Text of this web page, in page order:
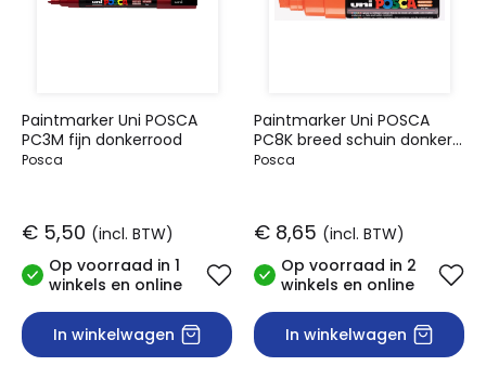
Paintmarker Uni POSCA
PC3M fijn donkerrood
Posca
€ 5,50 (incl. BTW)
Op voorraad in 1
winkels en online
In winkelwagen
Paintmarker Uni POSCA
PC8K breed schuin donker
oranje
Posca
€ 8,65 (incl. BTW)
Op voorraad in 2
winkels en online
In winkelwagen